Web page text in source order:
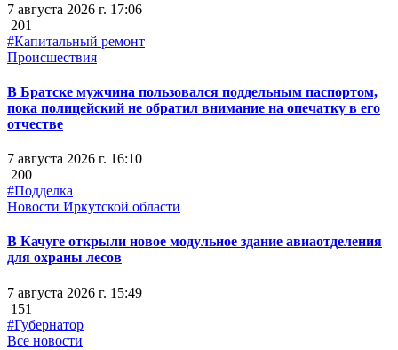
7 августа 2026 г. 17:06
201
#Капитальный ремонт
Происшествия
В Братске мужчина пользовался поддельным паспортом,
пока полицейский не обратил внимание на опечатку в его
отчестве
7 августа 2026 г. 16:10
200
#Подделка
Новости Иркутской области
В Качуге открыли новое модульное здание авиаотделения
для охраны лесов
7 августа 2026 г. 15:49
151
#Губернатор
Все новости